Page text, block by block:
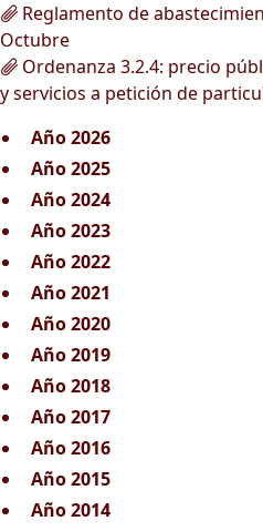
Reglamento de
Octubre
Ordenanza 3.2.4: precio
y servicios a petición de
Año 2026
Año 2025
Año 2024
Año 2023
Año 2022
Año 2021
Año 2020
Año 2019
Año 2018
Año 2017
Año 2016
Año 2015
Año 2014